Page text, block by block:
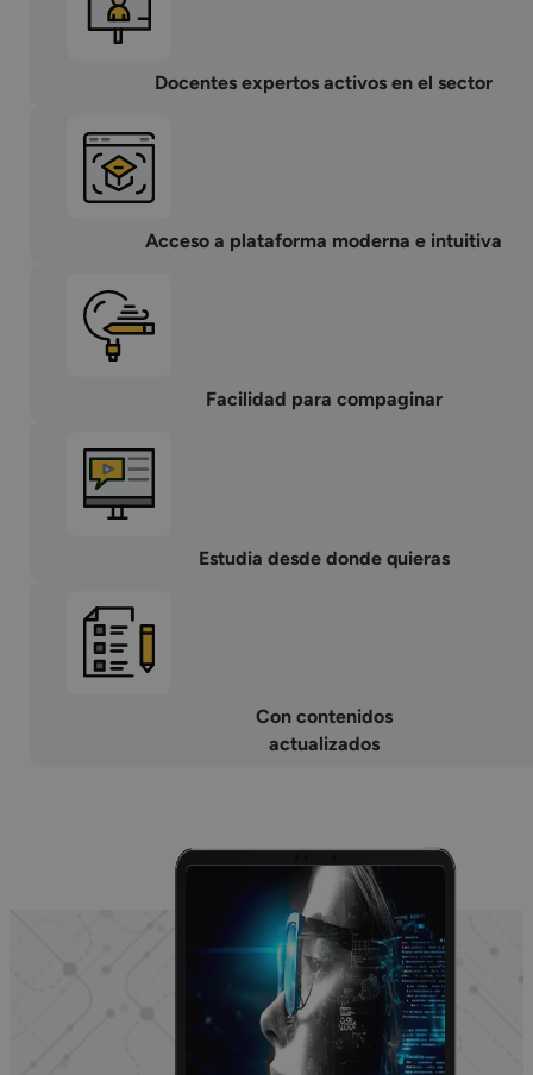
Docentes expertos activos en el sector
Acceso a plataforma moderna e intuitiva
Facilidad para compaginar
Estudia desde donde quieras
Con contenidos
actualizados